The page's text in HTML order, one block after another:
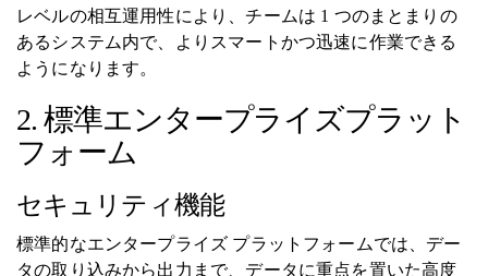
レベルの相互運用性により、チームは 1 つのまとまりの
あるシステム内で、よりスマートかつ迅速に作業できる
ようになります。
2. 標準エンタープライズプラット
フォーム
セキュリティ機能
標準的なエンタープライズ プラットフォームでは、デー
タの取り込みから出力まで、データに重点​​を置いた高度